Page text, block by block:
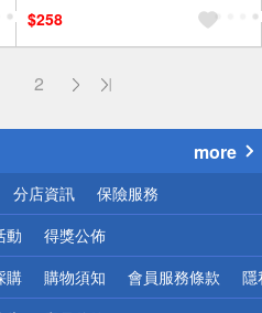
$258
2
心！
more
分店資訊 保險服務
動 得獎公佈
購 購物須知 會員服務條款 隱